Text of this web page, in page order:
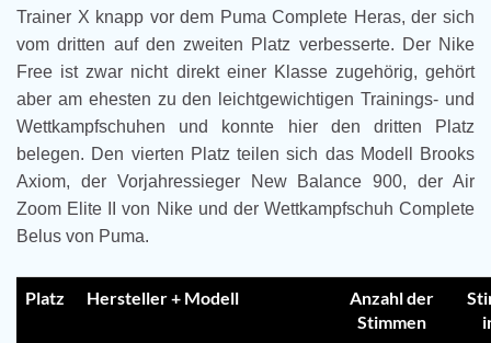
Trainer X knapp vor dem Puma Complete Heras, der sich
vom dritten auf den zweiten Platz verbesserte. Der Nike
Free ist zwar nicht direkt einer Klasse zugehörig, gehört
aber am ehesten zu den leichtgewichtigen Trainings- und
Wettkampfschuhen und konnte hier den dritten Platz
belegen. Den vierten Platz teilen sich das Modell Brooks
Axiom, der Vorjahressieger New Balance 900, der Air
Zoom Elite II von Nike und der Wettkampfschuh Complete
Belus von Puma.
Platz Hersteller + Modell
Anzahl der
Stimmen